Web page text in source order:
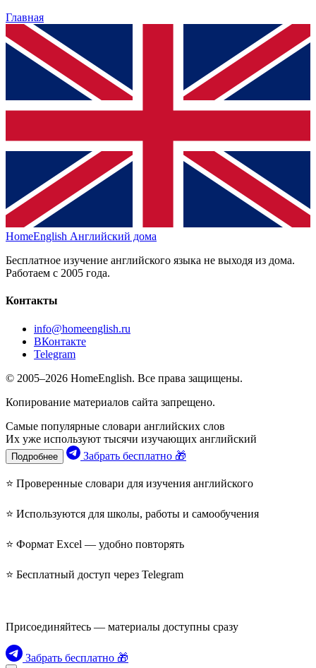
Главная
HomeEnglish Английский дома
Бесплатное изучение английского языка не выходя из дома.
Работаем с 2005 года.
Контакты
info@homeenglish.ru
ВКонтакте
Telegram
© 2005–2026 HomeEnglish. Все права защищены.
Копирование материалов сайта запрещено.
Самые популярные словари английских слов
Их уже используют тысячи изучающих английский
Подробнее Забрать бесплатно 🎁
⭐ Проверенные словари для изучения английского
⭐ Используются для школы, работы и самообучения
⭐ Формат Excel — удобно повторять
⭐ Бесплатный доступ через Telegram
Присоединяйтесь — материалы доступны сразу
Забрать бесплатно 🎁